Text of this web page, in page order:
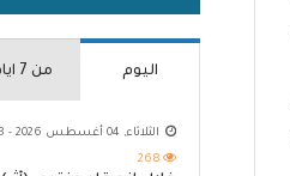
اليوم من 7 ايام
الثلاثاء, 04 أغسطس 2026 - 06:58 م
268